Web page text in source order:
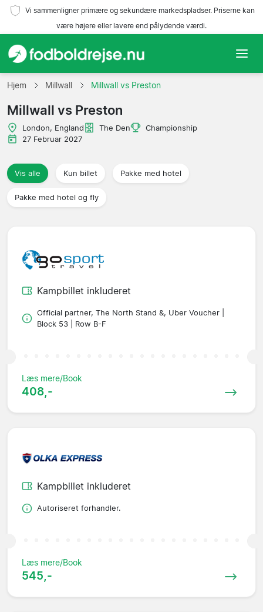
Vi sammenligner primære og sekundære markedspladser. Priserne kan
være højere eller lavere end pålydende værdi.
Hjem
Hold
Ligaer
Rejsebureauer
Hjem Millwall Millwall vs Preston
Millwall vs Preston
London, England The Den
Championship
27 Februar 2027
Vis alle Kun billet Pakke med hotel
Pakke med hotel og fly
Kampbillet inkluderet
Official partner, The North Stand &, Uber Voucher |
Block 53 | Row B-F
Læs mere/Book
408,-
Kampbillet inkluderet
Autoriseret forhandler.
Læs mere/Book
545,-